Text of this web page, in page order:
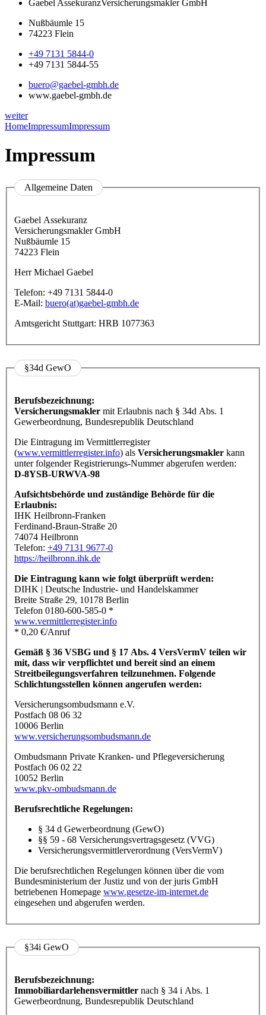
Gaebel AssekuranzVersicherungsmakler GmbH
Nußbäumle 15
74223 Flein
+49 7131 5844-0
+49 7131 5844-55
buero@gaebel-gmbh.de
www.gaebel-gmbh.de
weiter
HomeImpressumImpressum
Impressum
Allgemeine Daten
Gaebel Assekuranz
Versicherungsmakler GmbH
Nußbäumle 15
74223 Flein
Herr Michael Gaebel
Telefon: +49 7131 5844-0
E-Mail: buero(at)gaebel-gmbh.de
Amtsgericht Stuttgart: HRB 1077363
§34d GewO
Berufsbezeichnung:
Versicherungsmakler mit Erlaubnis nach § 34d Abs. 1
Gewerbeordnung, Bundesrepublik Deutschland
Die Eintragung im Vermittlerregister
(www.vermittlerregister.info) als Versicherungsmakler kann
unter folgender Registrierungs-Nummer abgerufen werden:
D-8YSB-URWVA-98
Aufsichtsbehörde und zuständige Behörde für die
Erlaubnis:
IHK Heilbronn-Franken
Ferdinand-Braun-Straße 20
74074 Heilbronn
Telefon: +49 7131 9677-0
https://heilbronn.ihk.de
Die Eintragung kann wie folgt überprüft werden:
DIHK | Deutsche Industrie- und Handelskammer
Breite Straße 29, 10178 Berlin
Telefon 0180-600-585-0 *
www.vermittlerregister.info
* 0,20 €/Anruf
Gemäß § 36 VSBG und § 17 Abs. 4 VersVermV teilen wir
mit, dass wir verpflichtet und bereit sind an einem
Streitbeilegungsverfahren teilzunehmen. Folgende
Schlichtungsstellen können angerufen werden:
Versicherungsombudsmann e.V.
Postfach 08 06 32
10006 Berlin
www.versicherungsombudsmann.de
Ombudsmann Private Kranken- und Pflegeversicherung
Postfach 06 02 22
10052 Berlin
www.pkv-ombudsmann.de
Berufsrechtliche Regelungen:
§ 34 d Gewerbeordnung (GewO)
§§ 59 - 68 Versicherungsvertragsgesetz (VVG)
Versicherungsvermittlerverordnung (VersVermV)
Die berufsrechtlichen Regelungen können über die vom
Bundesministerium der Justiz und von der juris GmbH
betriebenen Homepage www.gesetze-im-internet.de
eingesehen und abgerufen werden.
§34i GewO
Berufsbezeichnung:
Immobiliardarlehensvermittler nach § 34 i Abs. 1
Gewerbeordnung, Bundesrepublik Deutschland